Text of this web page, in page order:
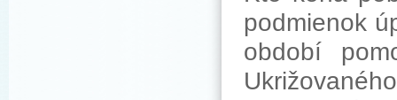
podmienok
období